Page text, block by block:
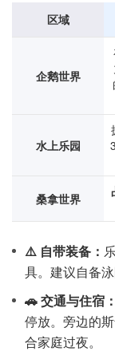
区域
企鹅世界
水上乐园
桑拿世界
⚠️ 自带装备：
具。建议自备
🚗 交通与住宿：
停放。旁边的
合家庭过夜。